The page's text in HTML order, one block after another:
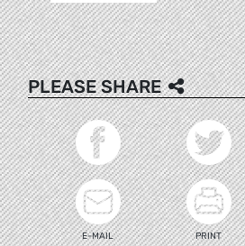
PLEASE SHARE
E-MAIL PRINT